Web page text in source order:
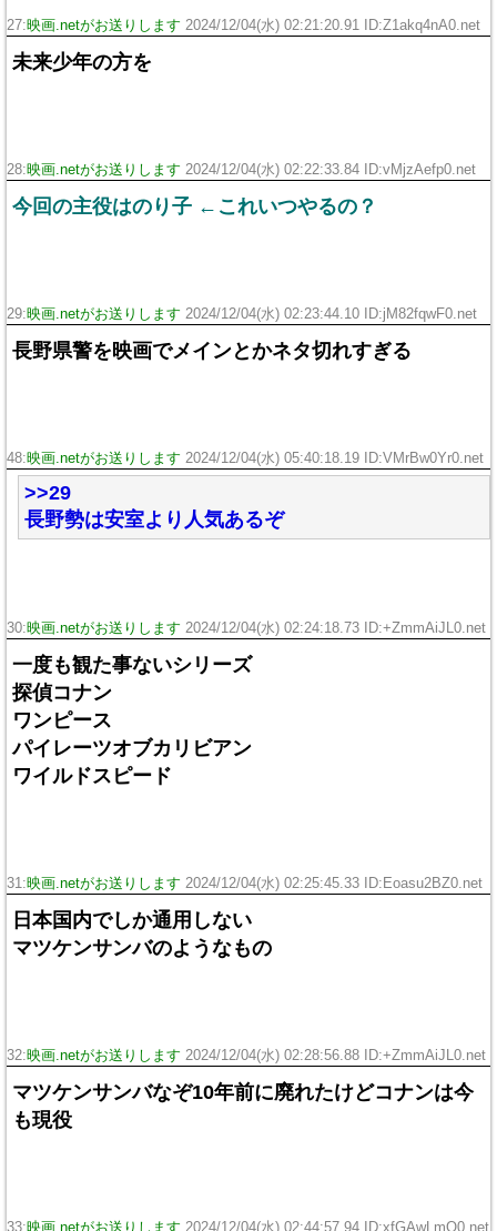
27:映画.netがお送りします 2024/12/04(水) 02:21:20.91 ID:Z1akq4nA0.net
未来少年の方を
28:映画.netがお送りします 2024/12/04(水) 02:22:33.84 ID:vMjzAefp0.net
今回の主役はのり子 ←これいつやるの？
29:映画.netがお送りします 2024/12/04(水) 02:23:44.10 ID:jM82fqwF0.net
長野県警を映画でメインとかネタ切れすぎる
48:映画.netがお送りします 2024/12/04(水) 05:40:18.19 ID:VMrBw0Yr0.net
>>29
長野勢は安室より人気あるぞ
30:映画.netがお送りします 2024/12/04(水) 02:24:18.73 ID:+ZmmAiJL0.net
一度も観た事ないシリーズ
探偵コナン
ワンピース
パイレーツオブカリビアン
ワイルドスピード
31:映画.netがお送りします 2024/12/04(水) 02:25:45.33 ID:Eoasu2BZ0.net
日本国内でしか通用しない
マツケンサンバのようなもの
32:映画.netがお送りします 2024/12/04(水) 02:28:56.88 ID:+ZmmAiJL0.net
マツケンサンバなぞ10年前に廃れたけどコナンは今
も現役
33:映画.netがお送りします 2024/12/04(水) 02:44:57.94 ID:xfGAwLmO0.net